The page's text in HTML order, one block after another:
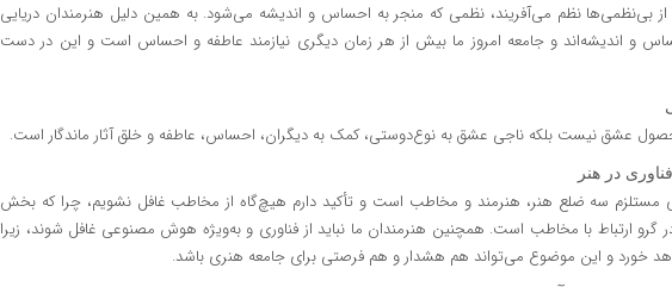
از بی‌نظمی‌ها نظم می‌آفریند، نظمی که منجر به احساس و اندیشه می‌شود. به همین دلیل هنرمندان دریایی
و اندیشه‌اند و جامعه امروز ما بیش از هر زمان دیگری نیازمند عاطفه و احساس است و این در دست
محصول عشق نیست بلکه ناجی عشق به نوع‌دوستی، کمک به دیگران، احساس، عاطفه و خلق آثار ماندگار است.
در هنر
مستلزم سه ضلع هنر، هنرمند و مخاطب است و تأکید دارم هیچ‌گاه از مخاطب غافل نشویم، چرا که بخش
ارتباط با مخاطب است. همچنین هنرمندان ما نباید از فناوری و به‌ویژه هوش مصنوعی غافل شوند، زیرا
خورد و این موضوع می‌تواند هم هشدار و هم فرصتی برای جامعه هنری باشد.